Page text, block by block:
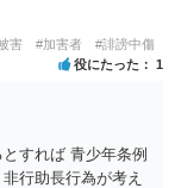
害 #加害者 #誹謗中傷
役にたった 1
すれば 青少年条例
行助長行為が考え